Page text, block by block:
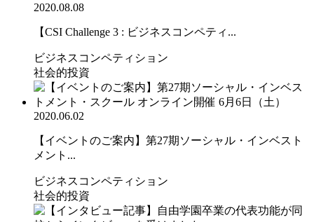
2020.08.08
【CSI Challenge 3 : ビジネスコンペティ...
ビジネスコンペティション
社会的投資
2020.06.02
【イベントのご案内】第27期ソーシャル・インベスト
メント...
ビジネスコンペティション
社会的投資